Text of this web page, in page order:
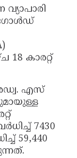
18 കാരറ്റ്
എസ്
7430
59,440